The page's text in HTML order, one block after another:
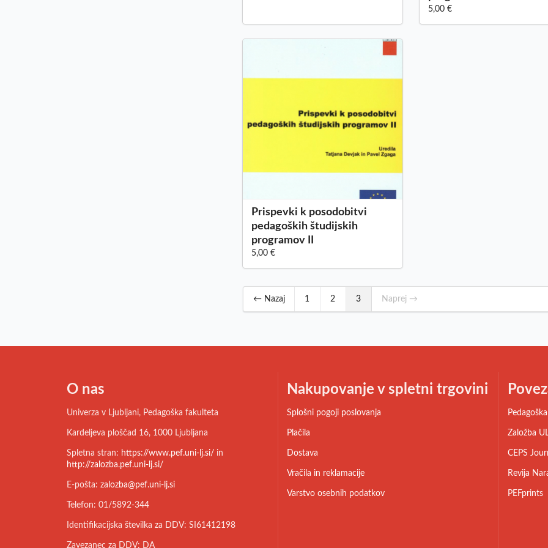
5,00 €
Prispevki k posodobitvi
pedagoških študijskih
programov II
5,00 €
← Nazaj 1 2 3 Naprej →
O nas
Univerza v Ljubljani, Pedagoška fakulteta
Kardeljeva ploščad 16, 1000 Ljubljana
Spletna stran: https://www.pef.uni-lj.si/in
http://zalozba.pef.uni-lj.si/
E-pošta: zalozba@pef.uni-lj.si
Telefon: 01/5892-344
Identifikacijska številka za DDV: SI61412198
Zavezanec za DDV: DA
Nakupovanje v spletni trgovini
Splošni pogoji poslovanja
Plačila
Dostava
Vračila in reklamacije
Varstvo osebnih podatkov
Založba
CEPS
Revija
PEFprints